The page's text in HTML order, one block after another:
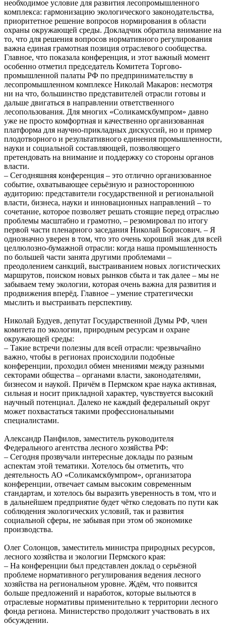
необходимое условие для развития лесопромышленного
комплекса: гармонизацию экологического законодательства,
приоритетное решение вопросов нормирования в области
охраны окружающей среды. Докладчик обратила внимание на
то, что для решения вопросов нормативного регулирования
важна единая грамотная позиция отраслевого сообщества.
Главное, что показала конференция, и этот важный момент
особенно отметил председатель Комитета Торгово-
промышленной палаты РФ по предпринимательству в
лесопромышленном комплексе Николай Макаров: несмотря
ни на что, большинство представителей отрасли готовы и
дальше двигаться в направлении ответственного
лесопользования. Для многих «Соликамскбумпром» давно
уже не просто комфортная и качественно организованная
платформа для научно-прикладных дискуссий, но и пример
плодотворного и результативного единения промышленности,
науки и социальной составляющей, позволяющего
претендовать на внимание и поддержку со стороны органов
власти.
– Сегодняшняя конференция – это отлично организованное
событие, охватывающее серьёзную и разностороннюю
аудиторию: представители государственной и региональной
власти, бизнеса, науки и инновационных направлений – то
сочетание, которое позволяет решать стоящие перед отраслью
проблемы масштабно и грамотно, – резюмировал по итогу
первой части пленарного заседания Николай Борисович. – Я
однозначно уверен в том, что это очень хороший знак для всей
целлюлозно-бумажной отрасли: когда наша промышленность
по большей части занята другими проблемами –
преодолением санкций, выстраиванием новых логистических
маршрутов, поиском новых рынков сбыта и так далее – мы не
забываем тему экологии, которая очень важна для развития и
продвижения вперёд. Главное – умение стратегически
мыслить и выстраивать перспективу.
Николай Будуев, депутат Государственной Думы РФ, член
комитета по экологии, природным ресурсам и охране
окружающей среды:
– Такие встречи полезны для всей отрасли: чрезвычайно
важно, чтобы в регионах происходили подобные
конференции, проходил обмен мнениями между разными
секторами общества – органами власти, законодателями,
бизнесом и наукой. Причём в Пермском крае наука активная,
сильная и носит прикладной характер, чувствуется высокий
научный потенциал. Далеко не каждый федеральный округ
может похвастаться такими профессиональными
специалистами.
Александр Панфилов, заместитель руководителя
Федерального агентства лесного хозяйства РФ:
– Сегодня прозвучали интересные доклады по разным
аспектам этой тематики. Хотелось бы отметить, что
деятельность АО «Соликамскбумпром», организатора
конференции, отвечает самым высоким современным
стандартам, и хотелось бы выразить уверенность в том, что и
в дальнейшем предприятие будет чётко следовать по пути как
соблюдения экологических условий, так и развития
социальной сферы, не забывая при этом об экономике
производства.
Олег Солонцов, заместитель министра природных ресурсов,
лесного хозяйства и экологии Пермского края:
– На конференции был представлен доклад о серьёзной
проблеме нормативного регулирования ведения лесного
хозяйства на региональном уровне. Ждём, что появится
больше предложений и наработок, которые выльются в
отраслевые нормативы применительно к территории лесного
фонда региона. Министерство продолжит участвовать в их
обсуждении.